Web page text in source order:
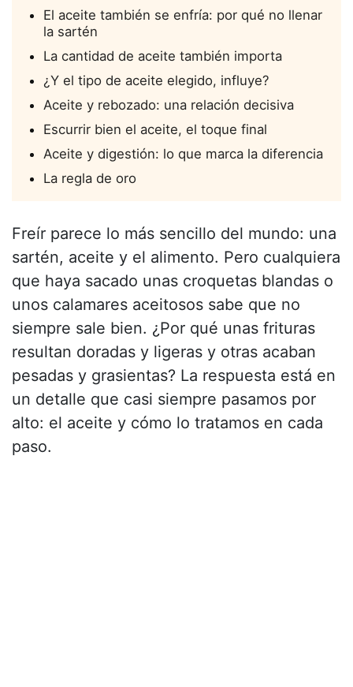
El aceite también se enfría: por qué no llenar
la sartén
La cantidad de aceite también importa
¿Y el tipo de aceite elegido, influye?
Aceite y rebozado: una relación decisiva
Escurrir bien el aceite, el toque final
Aceite y digestión: lo que marca la diferencia
La regla de oro
Freír parece lo más sencillo del mundo: una
sartén, aceite y el alimento. Pero cualquiera
que haya sacado unas croquetas blandas o
unos calamares aceitosos sabe que no
siempre sale bien. ¿Por qué unas frituras
resultan doradas y ligeras y otras acaban
pesadas y grasientas? La respuesta está en
un detalle que casi siempre pasamos por
alto: el aceite y cómo lo tratamos en cada
paso.